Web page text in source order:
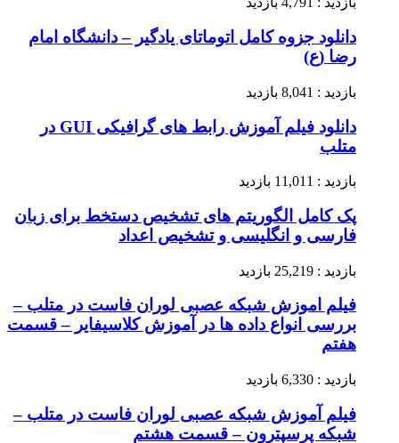
دانلود جزوه کامل اتوماتای یادگیر – دانشگاه امام
رضا (ع)
بازدید : 8,041 بازدید
دانلود فیلم آموزش رابط های گرافیکی GUI در
متلب
بازدید : 11,011 بازدید
پک کامل الگوریتم های تشخیص دستخط برای زبان
فارسی و انگلیسی و تشخیص اعداد
بازدید : 25,219 بازدید
فیلم اموزش شبکه عصبی لوران فاست در متلب –
بررسی انواع داده ها در آموزش کلاسیفایر – قسمت
هفتم
بازدید : 6,330 بازدید
فیلم آموزش شبکه عصبی لوران فاست در متلب –
شبکه پرسپترون – قسمت هشتم